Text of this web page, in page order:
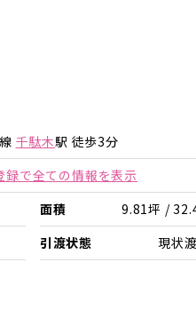
を見る
千駄木駅 徒歩3分
録で全ての情報を表示
面積
9.81坪 /
引渡状態 現状